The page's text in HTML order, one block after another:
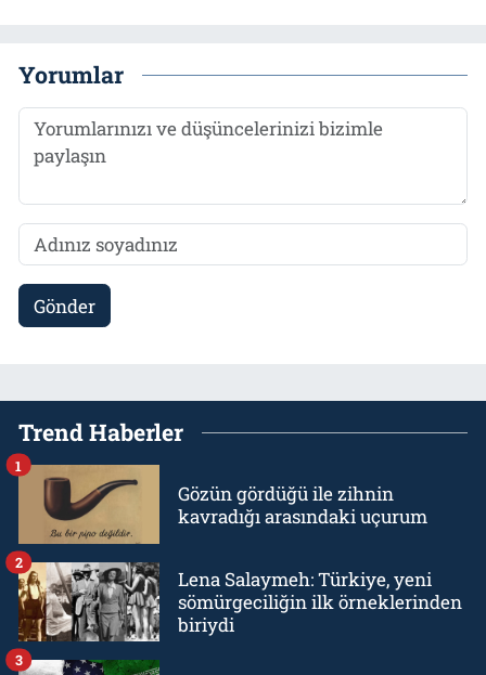
Yorumlar
Gönder
Trend Haberler
Gözün gördüğü ile zihnin
kavradığı arasındaki uçurum
1
Lena Salaymeh: Türkiye, yeni
sömürgeciliğin ilk örneklerinden
biriydi
2
3